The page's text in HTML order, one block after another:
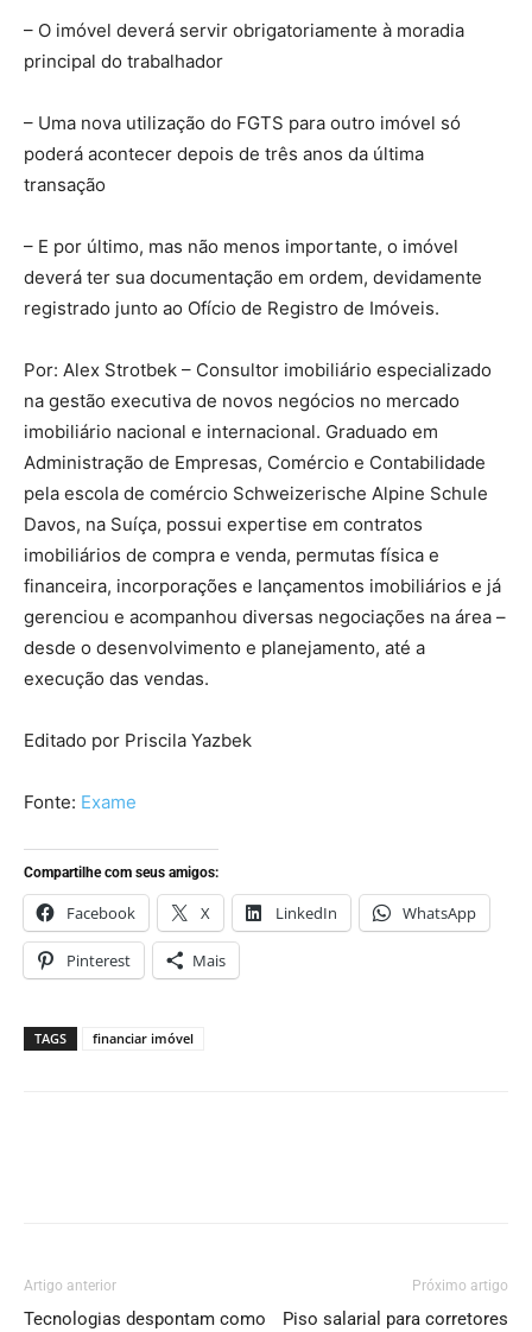
– O imóvel deverá servir obrigatoriamente à moradia
principal do trabalhador
– Uma nova utilização do FGTS para outro imóvel só
poderá acontecer depois de três anos da última
transação
– E por último, mas não menos importante, o imóvel
deverá ter sua documentação em ordem, devidamente
registrado junto ao Ofício de Registro de Imóveis.
Por: Alex Strotbek – Consultor imobiliário especializado
na gestão executiva de novos negócios no mercado
imobiliário nacional e internacional. Graduado em
Administração de Empresas, Comércio e Contabilidade
pela escola de comércio Schweizerische Alpine Schule
Davos, na Suíça, possui expertise em contratos
imobiliários de compra e venda, permutas física e
financeira, incorporações e lançamentos imobiliários e já
gerenciou e acompanhou diversas negociações na área –
desde o desenvolvimento e planejamento, até a
execução das vendas.
Editado por Priscila Yazbek
Fonte: Exame
Compartilhe com seus amigos:
Facebook X LinkedIn WhatsApp
Pinterest Mais
TAGS financiar imóvel
Artigo anterior
Tecnologias despontam como
Próximo artigo
Piso salarial para corretores